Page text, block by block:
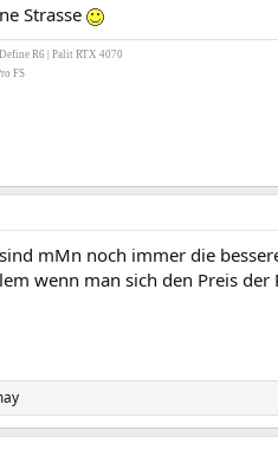
Strasse
R6 | Palit RTX 4070
FS
mMn noch immer die
wenn man sich den Preis der